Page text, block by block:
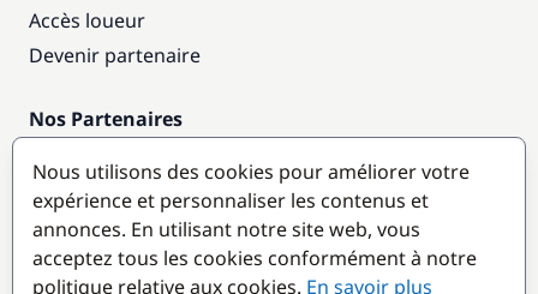
Accès loueur
Devenir partenaire
Nos Partenaires
Destinations populaires
Nous utilisons des cookies pour améliorer votre
expérience et personnaliser les contenus et
annonces. En utilisant notre site web, vous
acceptez tous les cookies conformément à notre
politique relative aux cookies. En savoir plus